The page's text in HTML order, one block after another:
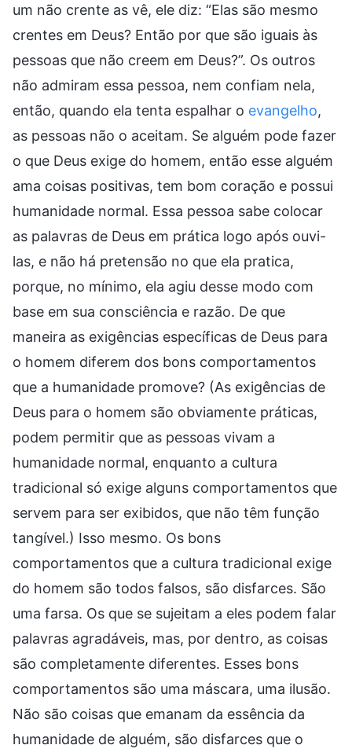
um não crente as vê, ele diz: “Elas são mesmo
crentes em Deus? Então por que são iguais às
pessoas que não creem em Deus?”. Os outros
não admiram essa pessoa, nem confiam nela,
então, quando ela tenta espalhar o evangelho,
as pessoas não o aceitam. Se alguém pode fazer
o que Deus exige do homem, então esse alguém
ama coisas positivas, tem bom coração e possui
humanidade normal. Essa pessoa sabe colocar
as palavras de Deus em prática logo após ouvi-
las, e não há pretensão no que ela pratica,
porque, no mínimo, ela agiu desse modo com
base em sua consciência e razão. De que
maneira as exigências específicas de Deus para
o homem diferem dos bons comportamentos
que a humanidade promove? (As exigências de
Deus para o homem são obviamente práticas,
podem permitir que as pessoas vivam a
humanidade normal, enquanto a cultura
tradicional só exige alguns comportamentos que
servem para ser exibidos, que não têm função
tangível.) Isso mesmo. Os bons
comportamentos que a cultura tradicional exige
do homem são todos falsos, são disfarces. São
uma farsa. Os que se sujeitam a eles podem falar
palavras agradáveis, mas, por dentro, as coisas
são completamente diferentes. Esses bons
comportamentos são uma máscara, uma ilusão.
Não são coisas que emanam da essência da
humanidade de alguém, são disfarces que o